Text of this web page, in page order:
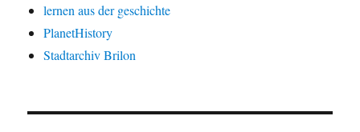
lernen aus der geschichte
PlanetHistory
Stadtarchiv Brilon